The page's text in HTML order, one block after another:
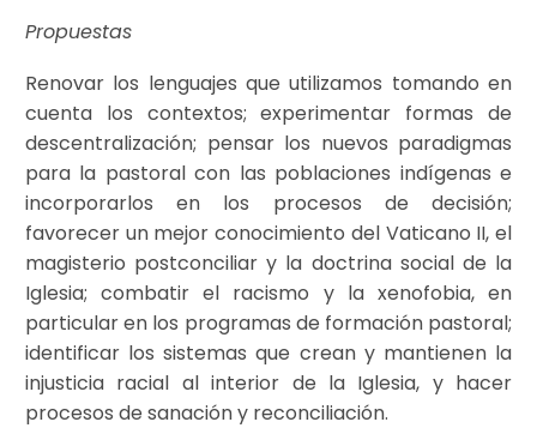
Propuestas
Renovar los lenguajes que utilizamos tomando en
cuenta los contextos; experimentar formas de
descentralización; pensar los nuevos paradigmas
para la pastoral con las poblaciones indígenas e
incorporarlos en los procesos de decisión;
favorecer un mejor conocimiento del Vaticano II, el
magisterio postconciliar y la doctrina social de la
Iglesia; combatir el racismo y la xenofobia, en
particular en los programas de formación pastoral;
identificar los sistemas que crean y mantienen la
injusticia racial al interior de la Iglesia, y hacer
procesos de sanación y reconciliación.